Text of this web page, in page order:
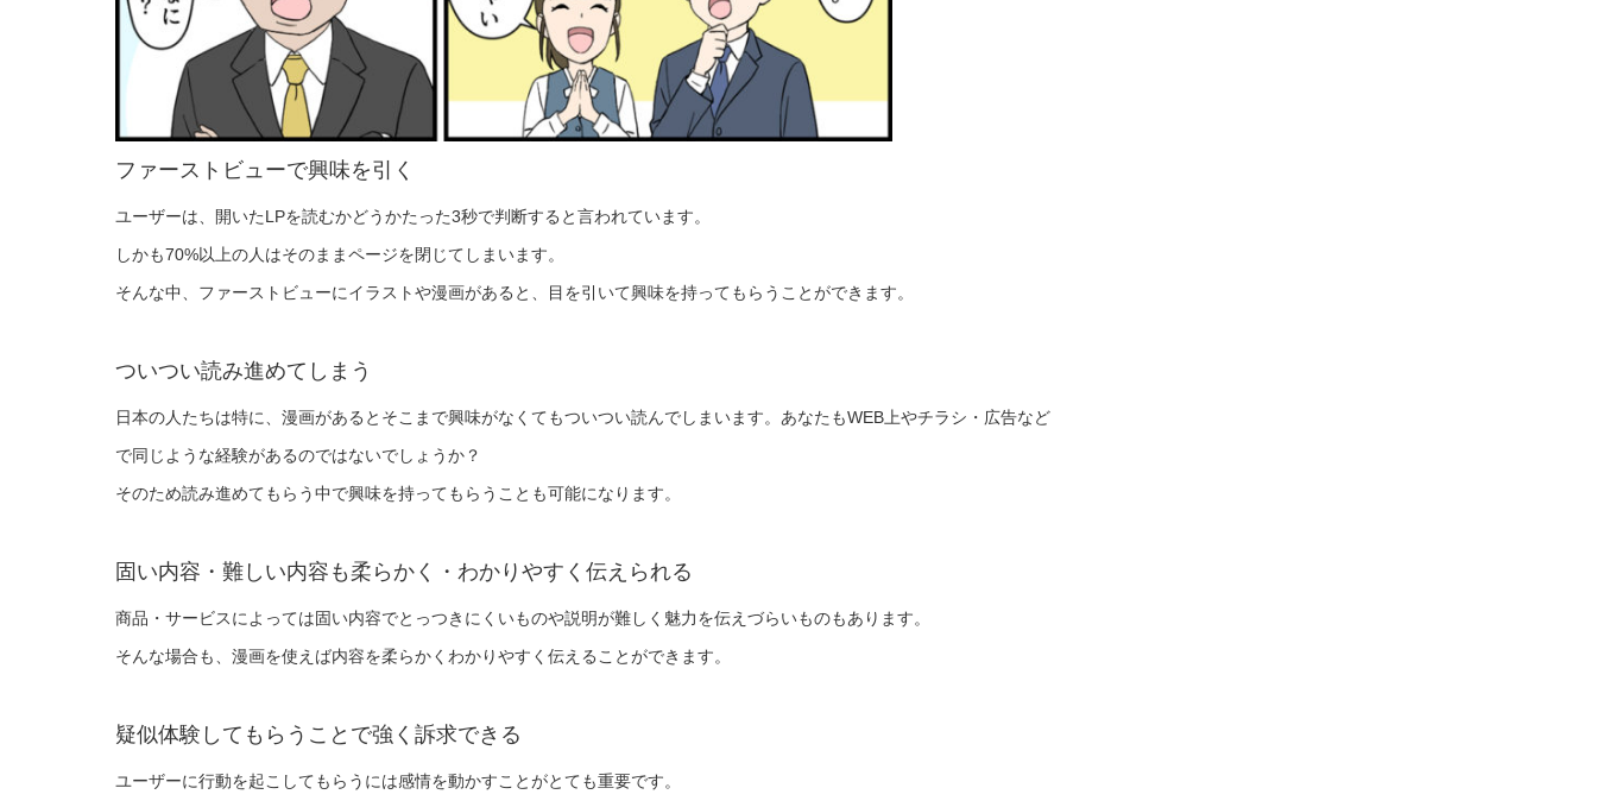
ファーストビューで興味を引く
ユーザーは、開いたLPを読むかどうかたった3秒で判断すると言われています。
しかも70%以上の人はそのままページを閉じてしまいます。
そんな中、ファーストビューにイラストや漫画があると、目を引いて興味を持ってもらうことができます。
ついつい読み進めてしまう
日本の人たちは特に、漫画があるとそこまで興味がなくてもついつい読んでしまいます。あなたもWEB上やチラシ・広告など
で同じような経験があるのではないでしょうか？
そのため読み進めてもらう中で興味を持ってもらうことも可能になります。
固い内容・難しい内容も柔らかく・わかりやすく伝えられる
商品・サービスによっては固い内容でとっつきにくいものや説明が難しく魅力を伝えづらいものもあります。
そんな場合も、漫画を使えば内容を柔らかくわかりやすく伝えることができます。
疑似体験してもらうことで強く訴求できる
ユーザーに行動を起こしてもらうには感情を動かすことがとても重要です。